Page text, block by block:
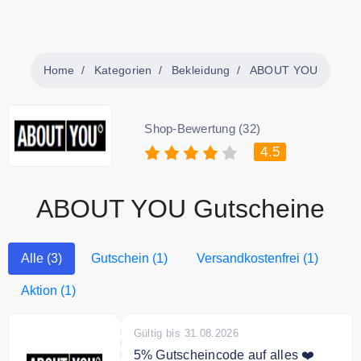
Home Kategorien Bekleidung ABOUT YOU
Shop-Bewertung (32)
4.5
ABOUT YOU Gutscheine
Alle (3) Gutschein (1) Versandkostenfrei (1)
Aktion (1)
Gültig bis 31.08.2026
5% Gutscheincode auf alles ❤️